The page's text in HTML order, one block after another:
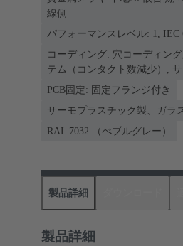
線側
パフォーマンスレベル: 1, IEC
コーディング: 穴コーディン
テム（コンタクト数減少）,
PCB固定: 固定フランジ付き
サーモプラスチック製、ガラ
RAL 7032 （ぺブルグレー）
製品詳細
製品詳細